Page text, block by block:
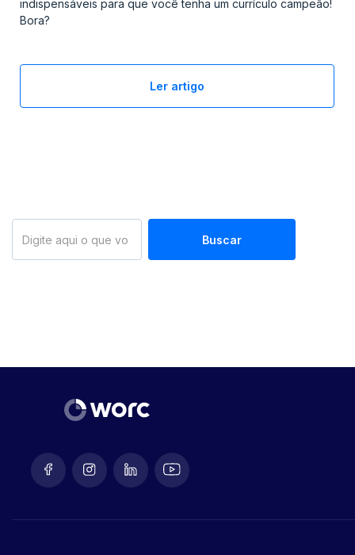
indispensáveis para que você tenha um currículo campeão!
Bora? ‍
Ler artigo